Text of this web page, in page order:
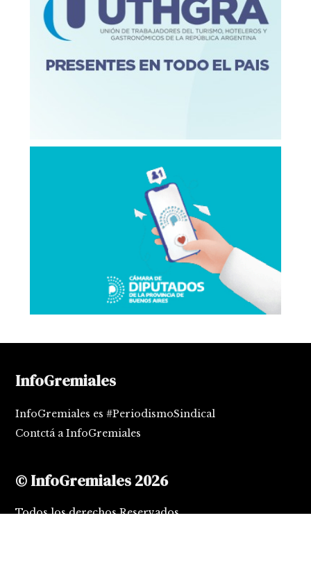
InfoGremiales
InfoGremiales es #PeriodismoSindical
Contctá a InfoGremiales
© InfoGremiales 2026
Todos los derechos Reservados